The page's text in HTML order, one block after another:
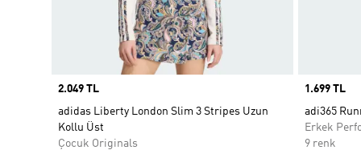
Price
2.049 TL
adidas Liberty London Slim 3 Stripes Uzun
Kollu Üst
Çocuk Originals
Price
1.699 TL
adi365
Erkek
9 renk